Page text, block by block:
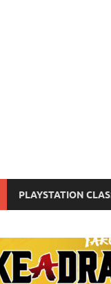
PLAYSTATION